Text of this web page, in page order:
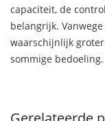
capaciteit, de
belangrijk.
waarschijnlijk
sommige bedoeling.